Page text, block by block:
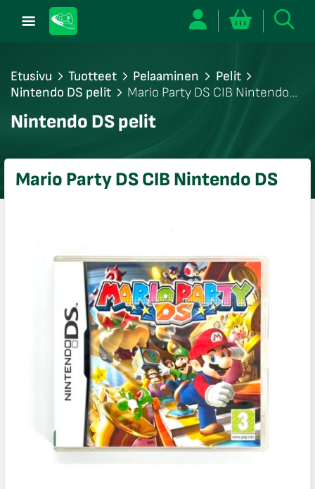
Etusivu Tuotteet Pelaaminen
Pelit
Nintendo DS pelit
Mario Party DS CIB Nintendo
Nintendo DS pelit
Mario Party DS CIB Nintendo DS
sulje
sulje